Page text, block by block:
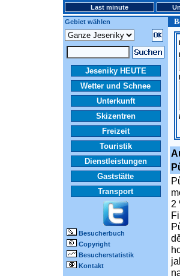
Last minute
Gebiet wählen
Jeseniky HEUTE
Wetter und Schnee
Unterkunft
Skizentren
Freizeit
Touristik
Dienstleistungen
Gaststätte
Transport
Besucherbuch
Copyright
Besucherstatistik
Kontakt
2